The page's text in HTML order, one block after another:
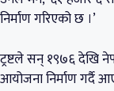
निर्माण गरिएको छ ।’
ट्रष्टले सन् १९७६ देखि
आयोजना निर्माण गर्दै